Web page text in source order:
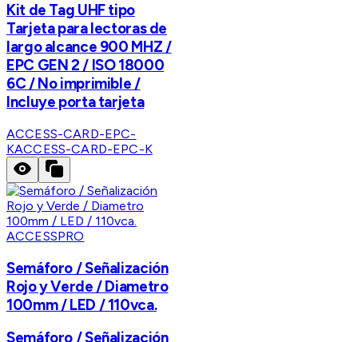
Kit de Tag UHF tipo
Tarjeta para lectoras de
largo alcance 900 MHZ /
EPC GEN 2 / ISO 18000
6C / No imprimible /
Incluye porta tarjeta
ACCESS-CARD-EPC-
KACCESS-CARD-EPC-K
ACCESSPRO
Semáforo / Señalización
Rojo y Verde / Diametro
100mm / LED / 110vca.
Semáforo / Señalización